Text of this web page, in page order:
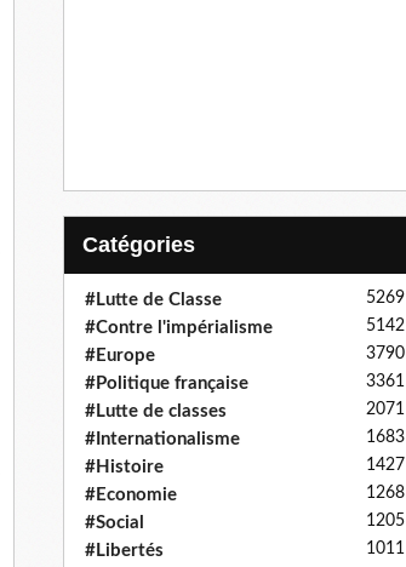
Catégories
#Lutte de Classe 5269
#Contre l'impérialisme 5142
#Europe 3790
#Politique française 3361
#Lutte de classes 2071
#Internationalisme 1683
#Histoire 1427
#Economie 1268
#Social 1205
#Libertés 1011